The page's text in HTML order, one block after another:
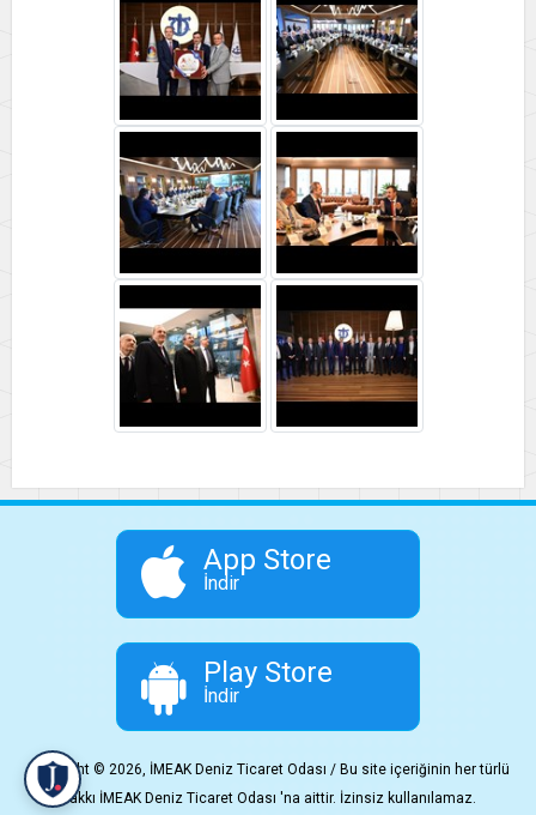
App Store
İndir
Play Store
İndir
Copyright © 2026, İMEAK Deniz Ticaret Odası / Bu site içeriğinin her türlü
hakkı İMEAK Deniz Ticaret Odası 'na aittir. İzinsiz kullanılamaz.